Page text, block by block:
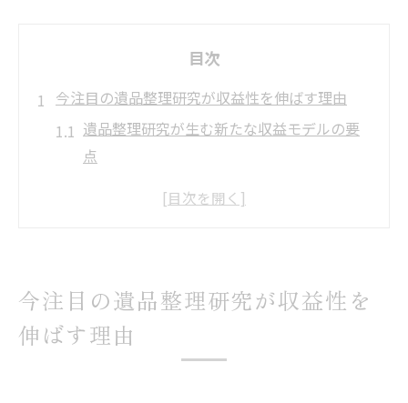
目次
今注目の遺品整理研究が収益性を伸ばす理由
遺品整理研究が生む新たな収益モデルの要
点
口コミ活用で遺品整理事業の信頼性向上を
遺品整理研究で見える高齢化社会のビジネ
ス機会
モノフル遺品整理口コミから得る成長のヒ
今注目の遺品整理研究が収益性を
伸ばす理由